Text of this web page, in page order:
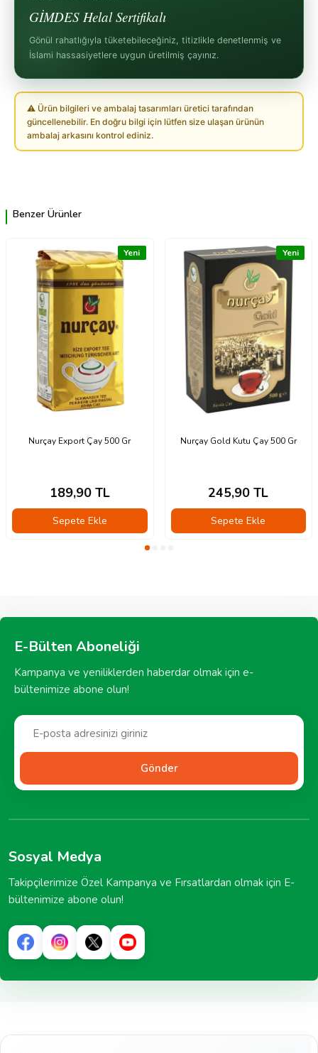
GİMDES Helal Sertifikalı
Gönül rahatlığıyla tüketebileceğiniz, titizlikle denetlenmiş ve
İslami hassasiyetlere uygun üretilmiş çayınız.
⚠ Ürün bilgileri ve ambalaj tasarımları üretici tarafından
güncellenebilir. En doğru bilgi için lütfen size ulaşan ürünün
ambalaj arkasını kontrol ediniz.
Benzer Ürünler
Yeni
Nurçay Export Çay 500 Gr
189,90TL
Sepete Ekle
Yeni
Nurçay Gold Kutu Çay 500 Gr
245,90 TL
Sepete Ekle
E-Bülten Aboneliği
Kampanya ve yeniliklerden haberdar olmak için e-
bültenimize abone olun!
Gönder
Sosyal Medya
Takipçilerimize Özel Kampanya ve Fırsatlardan olmak için E-
bültenimize abone olun!